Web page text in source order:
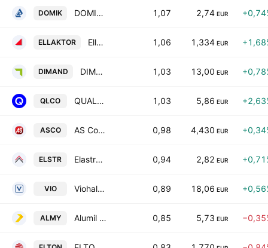
DOMIK DOMIKI KRITIS S.A. 1,07 2,74 EUR
ELLAKTOR Ellaktor SA 1,06 1,334 EUR
DIMAND DIMAND SOCIETE ANONYME DEVELOPMENT & EXPLOITATION OF REAL ESTATE & CONSTRUCTIONS SERVICES & HOLDING 1,03 13,00 EUR
QLCO QUALCO GROUP S.A. 1,03 5,86 EUR
ASCO AS Company S.A. 0,98 4,430 EUR
ELSTR Elastron S.A. 0,94 2,82 EUR
VIO Viohalco SA/NV 0,89 18,06 EUR
ALMY Alumil Aluminium Industry S.A. 0,85 5,73 EUR